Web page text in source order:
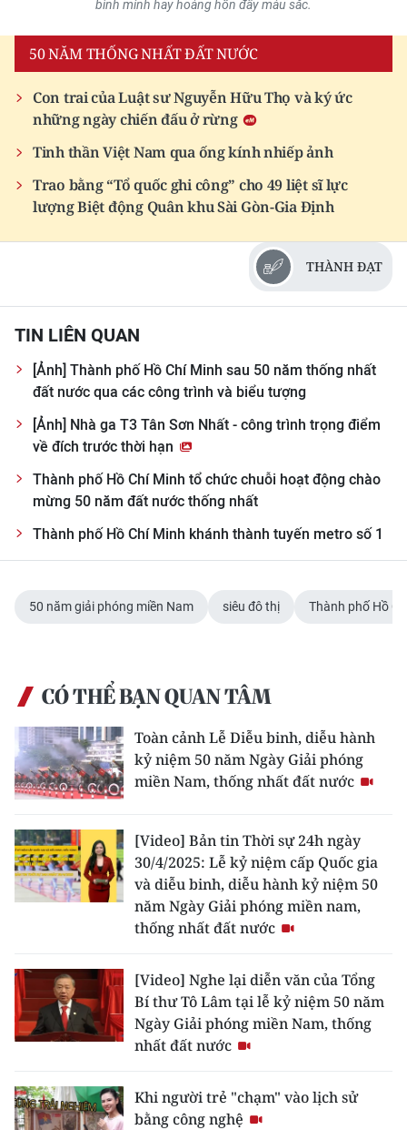
bình minh hay hoàng hôn đầy màu sắc.
50 NĂM THỐNG NHẤT ĐẤT NƯỚC
Con trai của Luật sư Nguyễn Hữu Thọ và ký ức
những ngày chiến đấu ở rừng
Tinh thần Việt Nam qua ống kính nhiếp ảnh
Trao bằng “Tổ quốc ghi công” cho 49 liệt sĩ lực
lượng Biệt động Quân khu Sài Gòn-Gia Định
THÀNH ĐẠT
TIN LIÊN QUAN
[Ảnh] Thành phố Hồ Chí Minh sau 50 năm thống nhất
đất nước qua các công trình và biểu tượng
[Ảnh] Nhà ga T3 Tân Sơn Nhất - công trình trọng điểm
về đích trước thời hạn
Thành phố Hồ Chí Minh tổ chức chuỗi hoạt động chào
mừng 50 năm đất nước thống nhất
Thành phố Hồ Chí Minh khánh thành tuyến metro số 1
50 năm giải phóng miền Nam siêu đô thị Thành phố Hồ
CÓ THỂ BẠN QUAN TÂM
Toàn cảnh Lễ Diễu binh, diễu hành
kỷ niệm 50 năm Ngày Giải phóng
miền Nam, thống nhất đất nước
[Video] Bản tin Thời sự 24h ngày
30/4/2025: Lễ kỷ niệm cấp Quốc gia
và diễu binh, diễu hành kỷ niệm 50
năm Ngày Giải phóng miền nam,
thống nhất đất nước
[Video] Nghe lại diễn văn của Tổng
Bí thư Tô Lâm tại lễ kỷ niệm 50 năm
Ngày Giải phóng miền Nam, thống
nhất đất nước
Khi người trẻ "chạm" vào lịch sử
bằng công nghệ